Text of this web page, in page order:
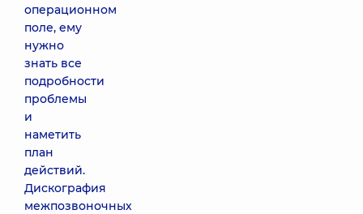
операционном
поле, ему
нужно
знать все
подробности
проблемы
и
наметить
план
действий.
Дискография
межпозвоночных